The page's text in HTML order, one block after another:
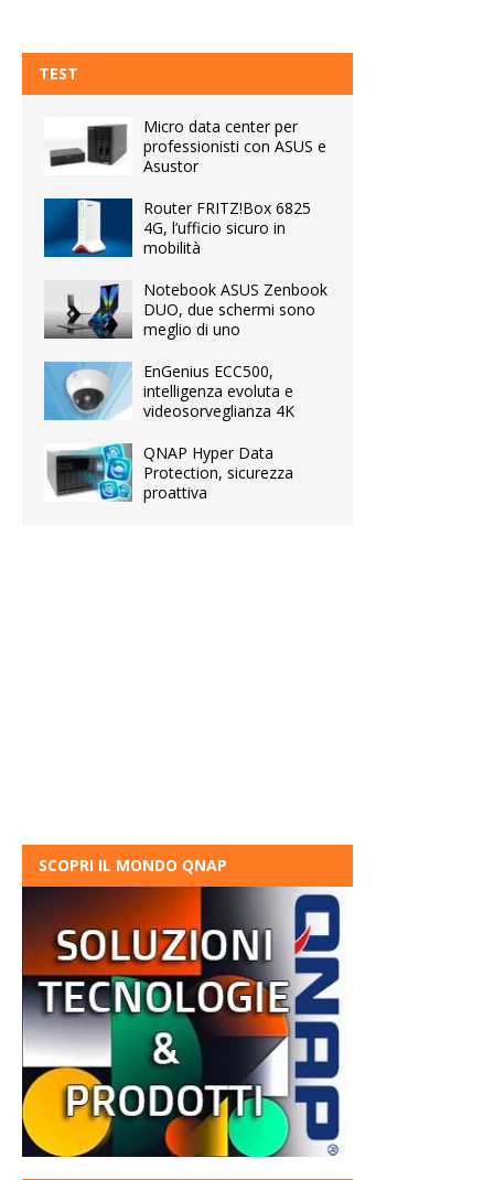
TEST
Micro data center per
professionisti con ASUS e
Asustor
Router FRITZ!Box 6825
4G, l’ufficio sicuro in
mobilità
Notebook ASUS Zenbook
DUO, due schermi sono
meglio di uno
EnGenius ECC500,
intelligenza evoluta e
videosorveglianza 4K
QNAP Hyper Data
Protection, sicurezza
proattiva
SCOPRI IL MONDO QNAP